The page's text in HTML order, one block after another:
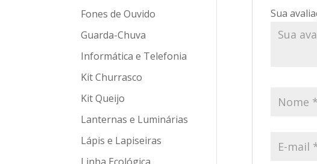
Sua
Fones de Ouvido
Guarda-Chuva
Informática e Telefonia
Kit Churrasco
Kit Queijo
Lanternas e Luminárias
Lápis e Lapiseiras